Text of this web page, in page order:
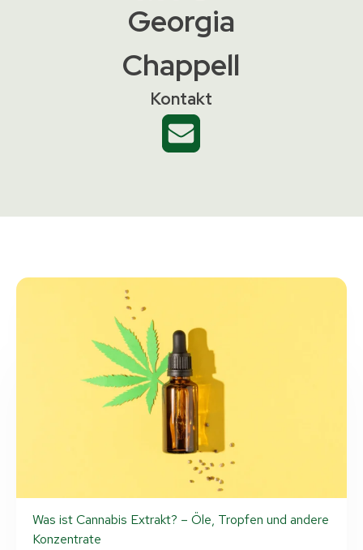
Georgia
Chappell
Kontakt
Was ist Cannabis Extrakt? – Öle, Tropfen und andere
Konzentrate